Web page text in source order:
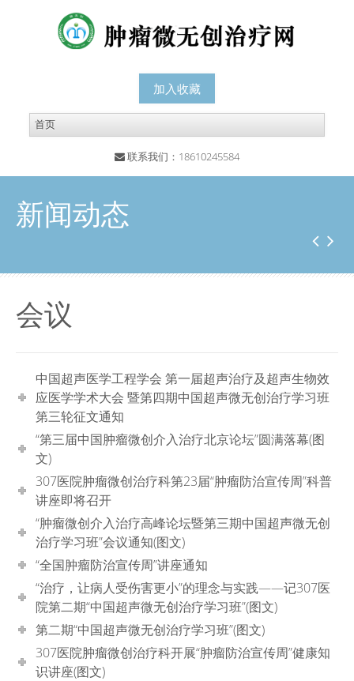
加入收藏
联系我们：18610245584
新闻动态
会议
中国超声医学工程学会 第一届超声治疗及超声生物效
应医学学术大会 暨第四期中国超声微无创治疗学习班
第三轮征文通知
“第三届中国肿瘤微创介入治疗北京论坛”圆满落幕(图
文)
307医院肿瘤微创治疗科第23届“肿瘤防治宣传周”科普
讲座即将召开
“肿瘤微创介入治疗高峰论坛暨第三期中国超声微无创
治疗学习班”会议通知(图文)
“全国肿瘤防治宣传周”讲座通知
“治疗，让病人受伤害更小”的理念与实践——记307医
院第二期“中国超声微无创治疗学习班”(图文)
第二期“中国超声微无创治疗学习班”(图文)
307医院肿瘤微创治疗科开展“肿瘤防治宣传周”健康知
识讲座(图文)